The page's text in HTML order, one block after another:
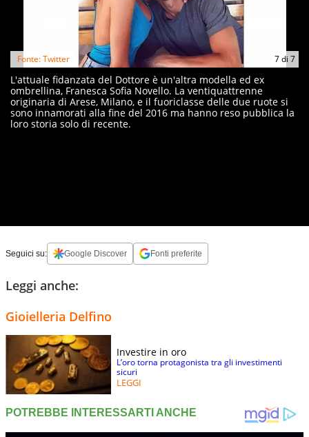
7di 7
Fonte: Twitter
L'attuale fidanzata del Dottore è un'altra modella ed ex
ombrellina, Franesca Sofia Novello. La ventiquattrenne
originaria di Arese, Milano, e il fuoriclasse delle due ruote si
sono innamorati alla fine del 2016 ma hanno reso pubblica la
loro storia solo di recente.
Seguici su: Google Discover Fonti preferite
Leggi anche:
Gioielleria Delfino
Investire in oro
L’oro torna protagonista tra gli investimenti
sicuri
LEGGI